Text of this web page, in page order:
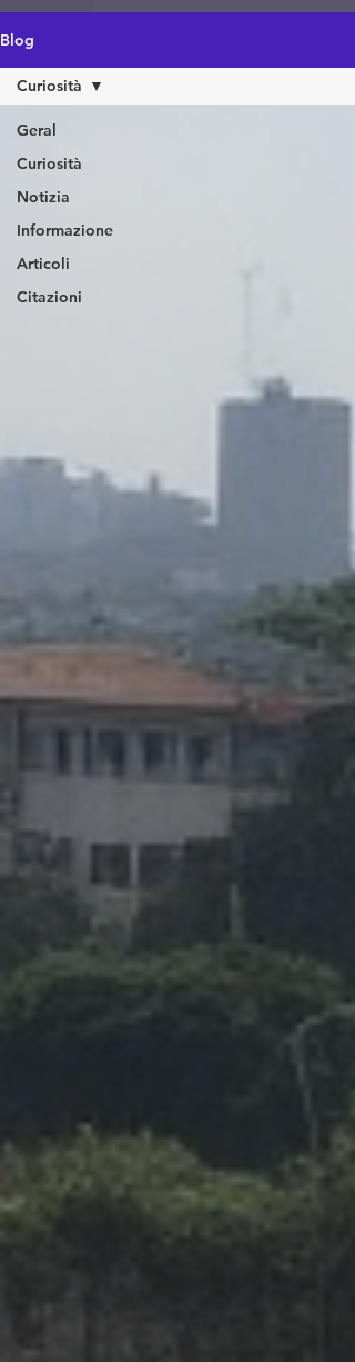
Blog
Geral
Curiosità
Notizia
Informazione
Articoli
Citazioni
Curiosità